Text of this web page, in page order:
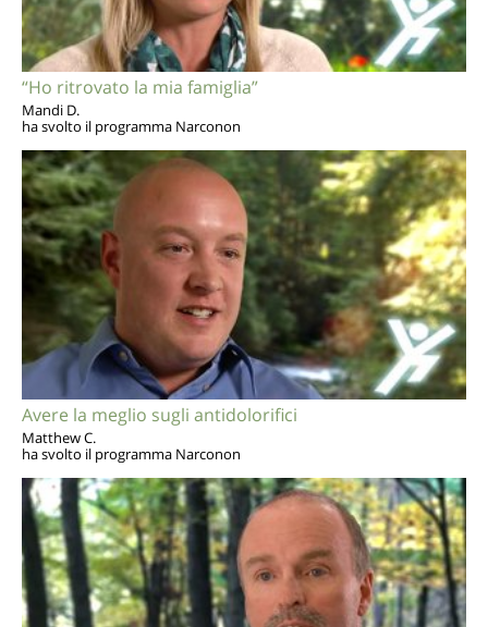
“Ho ritrovato la mia famiglia”
Mandi D.
ha svolto il programma Narconon
Avere la meglio sugli antidolorifici
Matthew C.
ha svolto il programma Narconon